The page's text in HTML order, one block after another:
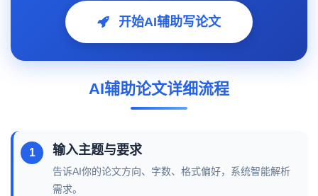
开始AI辅助写论文
AI辅助论文详细流程
输入主题与要求
告诉AI你的论文方向、字数、格式偏好，系统智能解析
需求。